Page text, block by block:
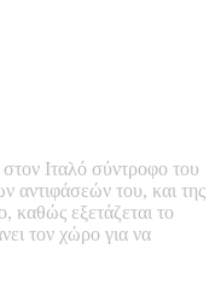
Ιταλό σύντροφο του
αντιφάσεών του, και της
καθώς εξετάζεται το
τον χώρο για να